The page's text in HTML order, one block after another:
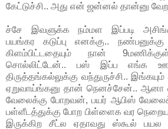
கேட்டுச்சி.. அது என் ஜன்னல் தான்னு
ச்சே இவளுக்க நம்மள இப்படி
பயங்கர கடுப்பு எனக்கு..
கிளம்பிட்டதையும் நான்
சொல்லிட்டேன்.. பஸ் இப்ப எங்க
திருத்தங்கல்லுக்கு வந்துருச்சி..
ஏறுவாய்ங்கனு தான் நெனச்சேன்..
வேலைக்கு போறவன், பயர் ஆபிஸ்
பள்ளீடத்துக்கு போற பிள்ளைக வர நெறைய
இருக்கிற சீட்ல ஏதாவது ஸ்கூல் பயல